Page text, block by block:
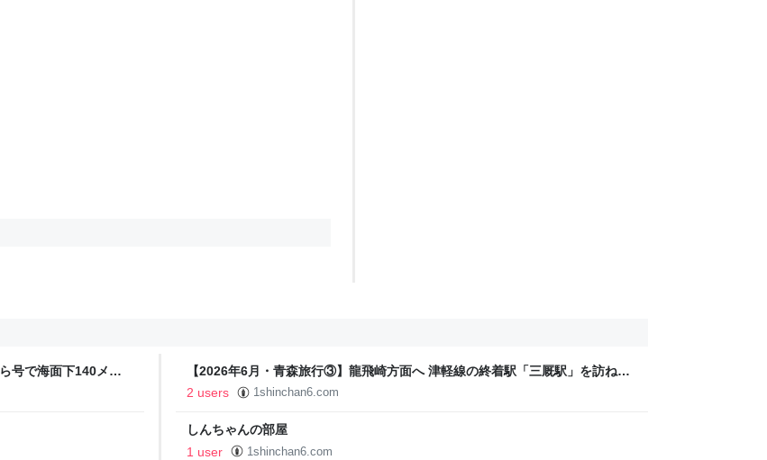
号で海面下140メー
【2026年6月・青森旅行③】龍飛崎方面へ 津軽線の終着駅「三厩駅」を訪ねる
- しんちゃんの部屋
2 users 1shinchan6.com
しんちゃんの部屋
1 user
1shinchan6.com